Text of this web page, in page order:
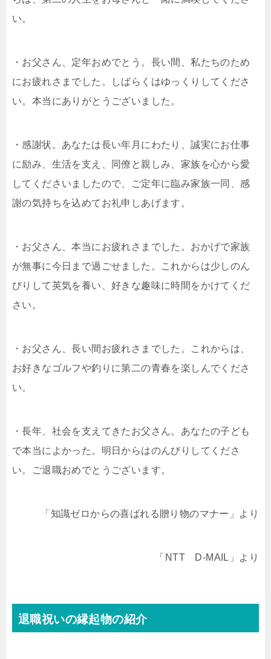
い。
・お父さん、定年おめでとう。長い間、私たちのため
にお疲れさまでした。しばらくはゆっくりしてくださ
い。本当にありがとうございました。
・感謝状。あなたは長い年月にわたり、誠実にお仕事
に励み、生活を支え、同僚と親しみ、家族を心から愛
してくださいましたので、ご定年に臨み家族一同、感
謝の気持ちを込めてお礼申しあげます。
・お父さん、本当にお疲れさまでした。おかげで家族
が無事に今日まで過ごせました。これからは少しのん
びりして英気を養い、好きな趣味に時間をかけてくだ
さい。
・お父さん、長い間お疲れさまでした。これからは、
お好きなゴルフや釣りに第二の青春を楽しんでくださ
い。
・長年、社会を支えてきたお父さん。あなたの子ども
で本当によかった。明日からはのんびりしてくださ
い。ご退職おめでとうございます。
「知識ゼロからの喜ばれる贈り物のマナー」より
「NTT D-MAIL」より
退職祝いの縁起物の紹介